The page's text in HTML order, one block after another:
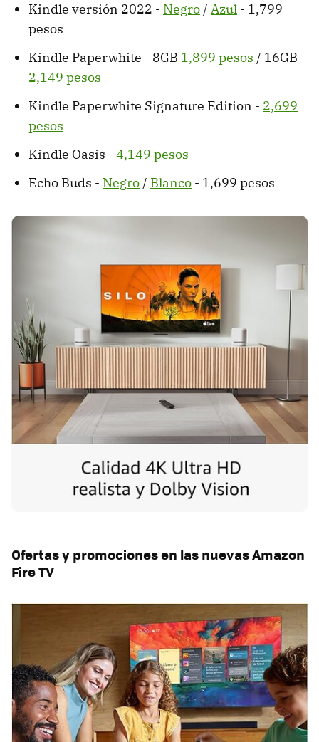
Kindle versión 2022 - Negro / Azul - 1,799
pesos
Kindle Paperwhite - 8GB 1,899 pesos / 16GB
2,149 pesos
Kindle Paperwhite Signature Edition - 2,699
pesos
Kindle Oasis - 4,149 pesos
Echo Buds - Negro / Blanco - 1,699 pesos
Ofertas y promociones en las nuevas Amazon
Fire TV